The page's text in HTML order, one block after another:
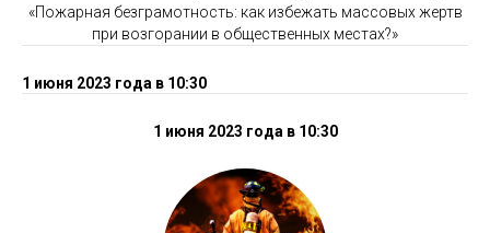
«Пожарная безграмотность: как избежать массовых жертв
при возгорании в общественных местах?»
1 июня 2023 года в 10:30
1 июня 2023 года в 10:30